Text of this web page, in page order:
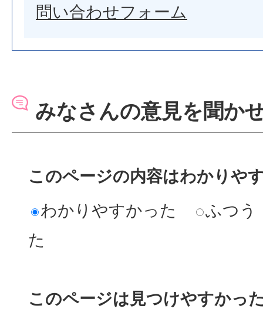
問い合わせフォーム
みなさんの意見を聞か
このページの内容はわかりや
わかりやすかった
ふつう
た
このページは見つけやすかっ